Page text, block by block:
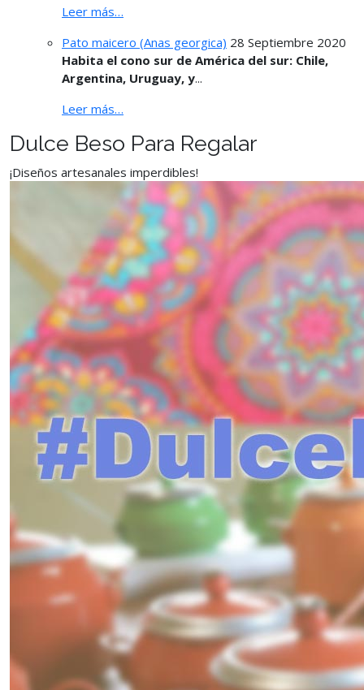
Leer más…
Pato maicero (Anas georgica) 28 Septiembre 2020
Habita el cono sur de América del sur: Chile,
Argentina, Uruguay, y...
Leer más…
Dulce Beso Para Regalar
¡Diseños artesanales imperdibles!